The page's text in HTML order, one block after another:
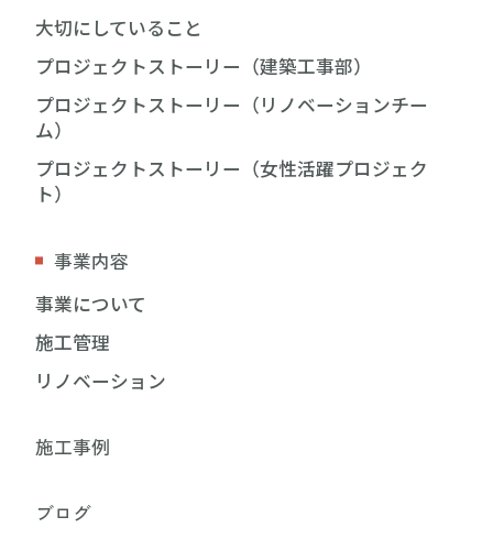
大切にしていること
プロジェクトストーリー（建築工事部）
プロジェクトストーリー（リノベーションチー
ム）
プロジェクトストーリー（女性活躍プロジェク
ト）
事業内容
事業について
施工管理
リノベーション
施工事例
ブログ